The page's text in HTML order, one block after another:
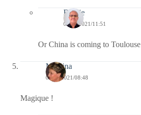
Bernie
04/12/2021/11:51
Or China is coming to Toulouse
Mamina
03/12/2021/08:48
Magique !